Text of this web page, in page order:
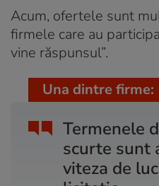
Acum, ofertele sunt
firmele care au
vine răspunsul”.
Termenele
scurte sunt
viteza de
Una dintre firme: